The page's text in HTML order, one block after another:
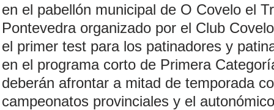
en el pabellón municipal de O Covelo el
Pontevedra organizado por el Club
el primer test para los patinadores y
en el programa corto de Primera
deberán afrontar a mitad de temporada
campeonatos provinciales y el